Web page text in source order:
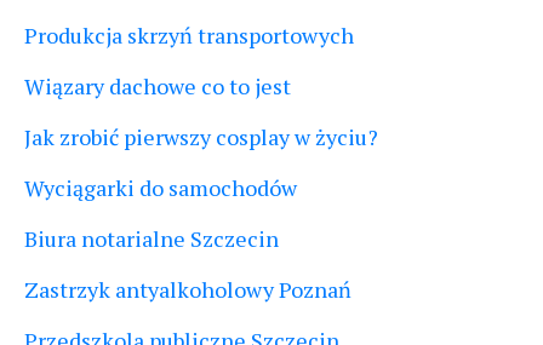
Produkcja skrzyń transportowych
Wiązary dachowe co to jest
Jak zrobić pierwszy cosplay w życiu?
Wyciągarki do samochodów
Biura notarialne Szczecin
Zastrzyk antyalkoholowy Poznań